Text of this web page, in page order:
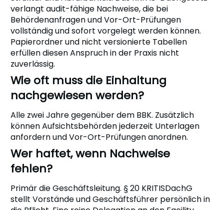
verlangt audit-fähige Nachweise, die bei
Behördenanfragen und Vor-Ort-Prüfungen
vollständig und sofort vorgelegt werden können.
Papierordner und nicht versionierte Tabellen
erfüllen diesen Anspruch in der Praxis nicht
zuverlässig.
Wie oft muss die Einhaltung
nachgewiesen werden?
Alle zwei Jahre gegenüber dem BBK. Zusätzlich
können Aufsichtsbehörden jederzeit Unterlagen
anfordern und Vor-Ort-Prüfungen anordnen.
Wer haftet, wenn Nachweise
fehlen?
Primär die Geschäftsleitung. § 20 KRITISDachG
stellt Vorstände und Geschäftsführer persönlich in